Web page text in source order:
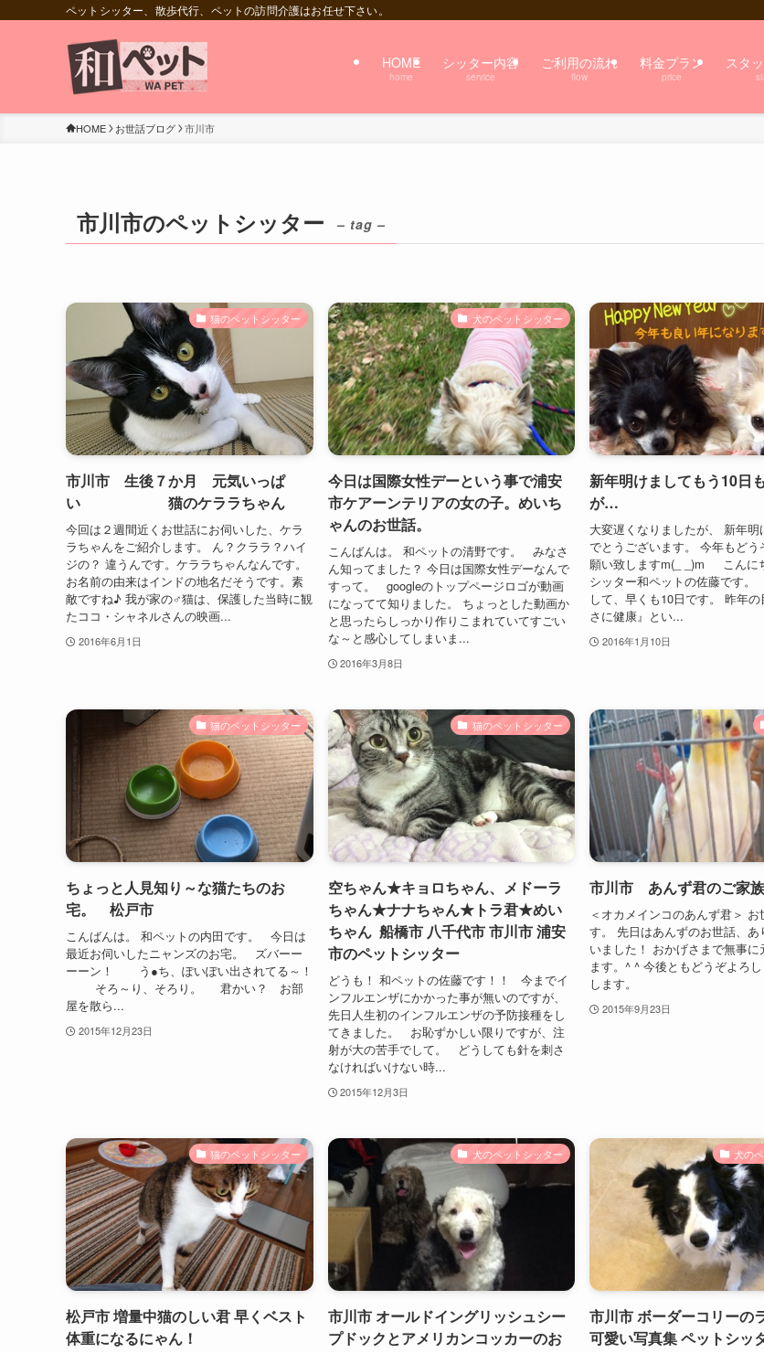
ペットシッター、散歩代行、ペットの訪問介護はお任せ下さい。
HOME
home
シッター内容
service
ご利用の流れ
flow
料金プラン
price
スタ
HOME お世話ブログ 市川市
市川市のペットシッター – tag –
猫のペットシッター
市川市 生後７か月 元気いっぱ
い 猫のケララちゃん
今回は２週間近くお世話にお伺いした、ケラ
ラちゃんをご紹介します。 ん？クララ？ハイ
ジの？ 違うんです。ケララちゃんなんです。
お名前の由来はインドの地名だそうです。素
敵ですね♪ 我が家の♂猫は、保護した当時に観
たココ・シャネルさんの映画...
2016年6月1日
犬のペットシッター
今日は国際女性デーという事で浦安
市ケアーンテリアの女の子。めいち
ゃんのお世話。
こんばんは。 和ペットの清野です。 みなさ
ん知ってました？ 今日は国際女性デーなんで
すって。 googleのトップページロゴが動画
になってて知りました。 ちょっとした動画か
と思ったらしっかり作りこまれていてすごい
な～と感心してしまいま...
2016年3月8日
新年明けましてもう10日
が…
大変遅くなりましたが、 新年明
でとうございます。 今年もどう
願い致しますm(_ _)m こんに
シッター和ペットの佐藤です。
して、早くも10日です。 昨年の
さに健康』とい...
2016年1月10日
猫のペットシッター
ちょっと人見知り～な猫たちのお
宅。 松戸市
こんばんは。 和ペットの内田です。 今日は
最近お伺いしたニャンズのお宅。 ズバーー
ーーン！ う●ち、ぽいぽい出されてる～！
そろ～り、そろり。 君かい？ お部
屋を散ら...
2015年12月23日
猫のペットシッター
空ちゃん★キョロちゃん、メドーラ
ちゃん★ナナちゃん★トラ君★めい
ちゃん 船橋市 八千代市 市川市 浦安
市のペットシッター
どうも！ 和ペットの佐藤です！！ 今までイ
ンフルエンザにかかった事が無いのですが、
先日人生初のインフルエンザの予防接種をし
てきました。 お恥ずかしい限りですが、注
射が大の苦手でして。 どうしても針を刺さ
なければいけない時...
2015年12月3日
市川市 あんず君のご家
＜オカメインコのあんず君＞ お
す。 先日はあんずのお世話、あ
いました！ おかげさまで無事に
ます。^ ^ 今後ともどうぞよろ
します。
2015年9月23日
猫のペットシッター
松戸市 増量中猫のしい君 早くベスト
体重になるにゃん！
犬のペットシッター
市川市 オールドイングリッシュシー
プドックとアメリカンコッカーのお
犬の
市川市 ボーダーコリーの
可愛い写真集 ペットシッ